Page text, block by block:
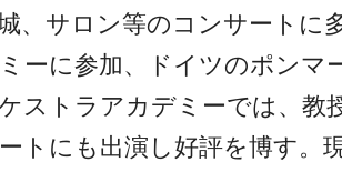
、サロン等のコンサートに
ーに参加、ドイツのポンマ
ストラアカデミーでは、教
トにも出演し好評を博す。